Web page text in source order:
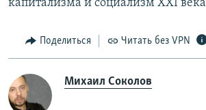
капитализма и социализм XXI века
Поделиться Читать без VPN
Михаил Соколов